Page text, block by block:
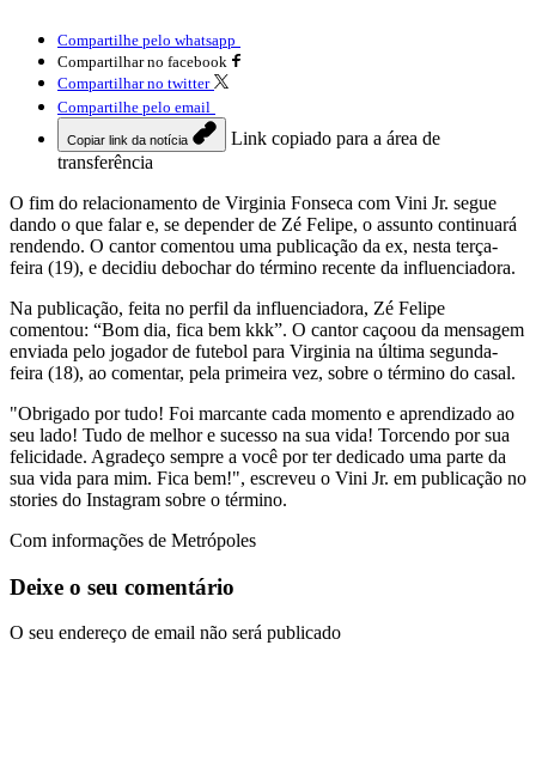
Compartilhe pelo whatsapp
Compartilhar no facebook
Compartilhar no twitter
Compartilhe pelo email
Copiar link da notícia
Link copiado para a área de
transferência
O fim do relacionamento de Virginia Fonseca com Vini Jr. segue
dando o que falar e, se depender de Zé Felipe, o assunto continuará
rendendo. O cantor comentou uma publicação da ex, nesta terça-
feira (19), e decidiu debochar do término recente da influenciadora.
Na publicação, feita no perfil da influenciadora, Zé Felipe
comentou: “Bom dia, fica bem kkk”. O cantor caçoou da mensagem
enviada pelo jogador de futebol para Virginia na última segunda-
feira (18), ao comentar, pela primeira vez, sobre o término do casal.
"Obrigado por tudo! Foi marcante cada momento e aprendizado ao
seu lado! Tudo de melhor e sucesso na sua vida! Torcendo por sua
felicidade. Agradeço sempre a você por ter dedicado uma parte da
sua vida para mim. Fica bem!", escreveu o Vini Jr. em publicação no
stories do Instagram sobre o término.
Com informações de Metrópoles
Deixe o seu comentário
O seu endereço de email não será publicado